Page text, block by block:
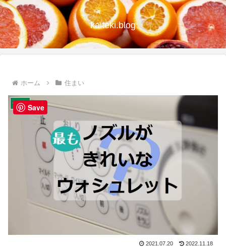
kaiteki.blog
ホーム 住まい
住まい
2021.07.20 2022.11.18
Save